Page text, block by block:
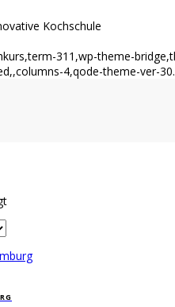
Kochschule
311,wp-theme-
4,qode-theme-ver-
Nach